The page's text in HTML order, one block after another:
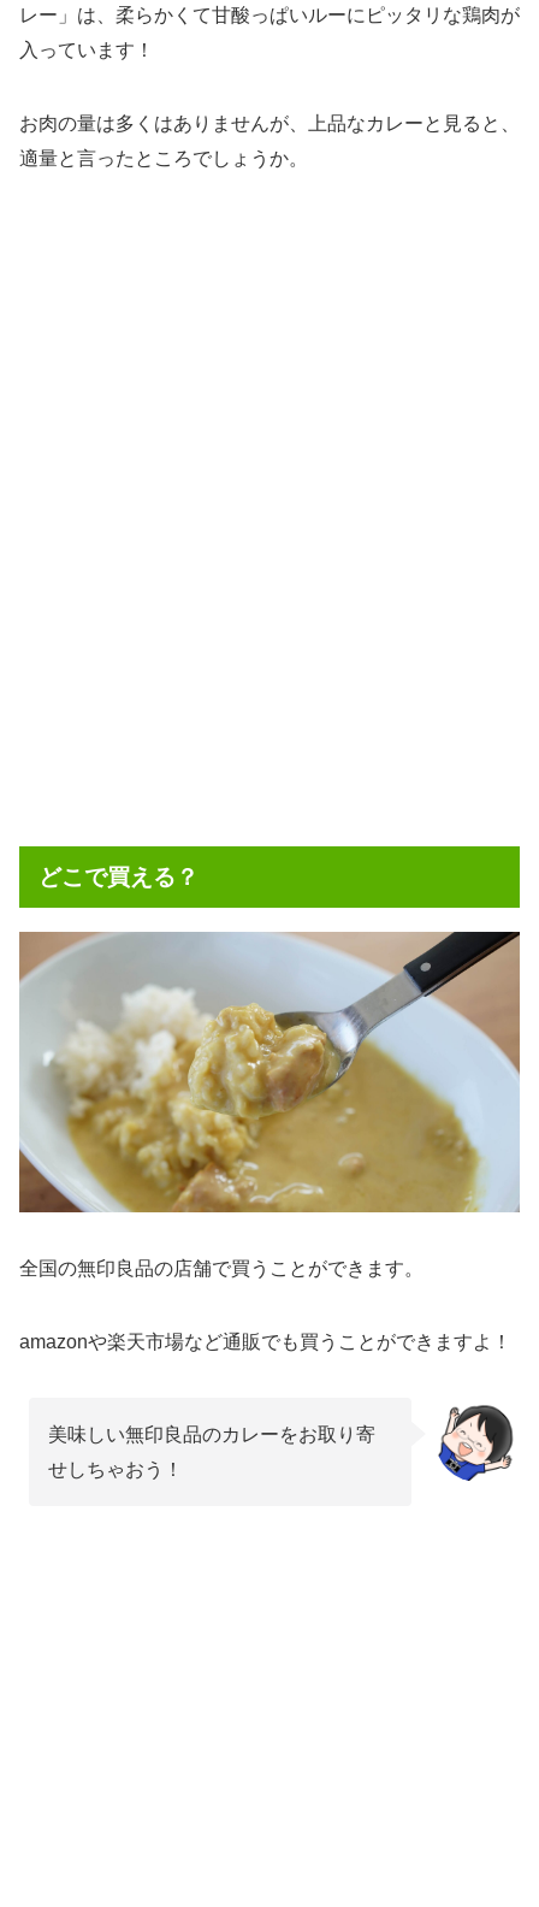
レー」は、柔らかくて甘酸っぱいルーにピッタリな鶏肉が
入っています！
お肉の量は多くはありませんが、上品なカレーと見ると、
適量と言ったところでしょうか。
どこで買える？
全国の無印良品の店舗で買うことができます。
amazonや楽天市場など通販でも買うことができますよ！
美味しい無印良品のカレーをお取り寄
せしちゃおう！